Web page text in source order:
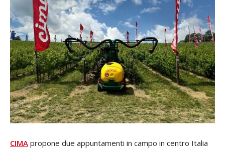
CIMA propone due appuntamenti in campo in centro Italia